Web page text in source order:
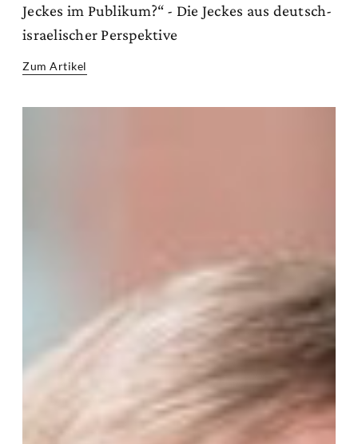
Jeckes im Publikum?“ - Die Jeckes aus deutsch-
israelischer Perspektive
Zum Artikel